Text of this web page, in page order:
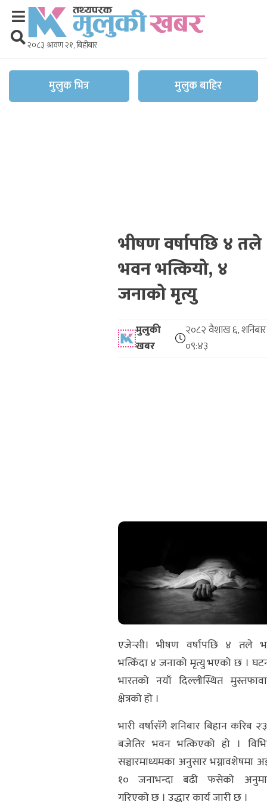
२०८३ श्रावण २१, बिहीबार
मुलुक भित्र मुलुक बाहिर
भीषण वर्षापछि ४ तले
भवन भत्कियो, ४
जनाको मृत्यु
मुलुकी
खबर
२०८२ वैशाख ६, शनिबार
०९:४३
एजेन्सी। भीषण वर्षापछि ४ तले
भत्किँदा ४ जनाको मृत्यु भएको छ ।
भारतको नयाँ दिल्लीस्थित
क्षेत्रको हो ।
भारी वर्षासँगै शनिबार बिहान करिब
बजेतिर भवन भत्किएको हो ।
सञ्चारमाध्यमका अनुसार भग्नावशेषमा
१० जनाभन्दा बढी फसेको
गरिएको छ । उद्धार कार्य जारी छ ।